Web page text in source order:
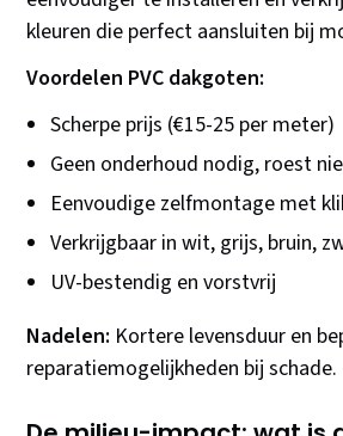
kleuren die perfect aansluiten bij
Voordelen PVC dakgoten:
Scherpe prijs (€15-25 per meter)
Geen onderhoud nodig, roest
Eenvoudige zelfmontage met
Verkrijgbaar in wit, grijs, bruin,
UV-bestendig en vorstvrij
Nadelen: Kortere levensduur en
reparatiemogelijkheden bij schade.